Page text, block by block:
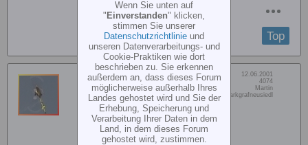
Top
martin_fuerst
RC-Heli TEAM
Dabei seit:
12.06.2001
Beiträge:
4074
Vorname:
Martin
Wohn/Flugort: Wolkersdorf/Wien/Markgrafneusiedl
Wenn Sie unten auf
"Einverstanden" klicken,
stimmen Sie unserer
Datenschutzrichtlinie und
unseren Datenverarbeitungs- und
Cookie-Praktiken wie dort
beschrieben zu. Sie erkennen
außerdem an, dass dieses Forum
möglicherweise außerhalb Ihres
Landes gehostet wird und Sie der
Erhebung, Speicherung und
Verarbeitung Ihrer Daten in dem
Land, in dem dieses Forum
gehostet wird, zustimmen.